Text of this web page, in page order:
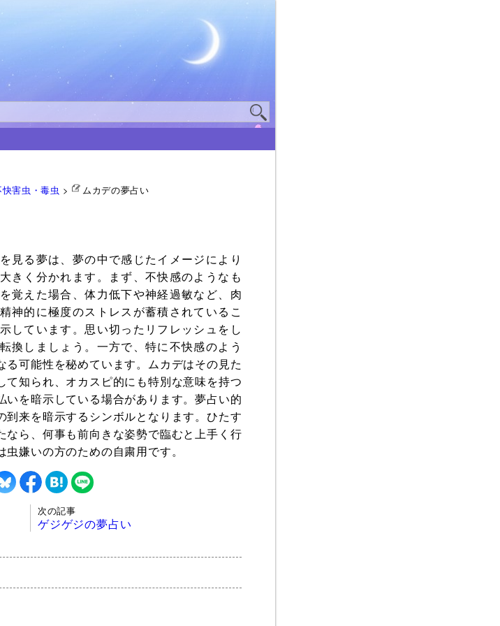
快害虫・毒虫 > ムカデの夢占い
見る夢は、夢の中で感じたイメージにより
きく分かれます。まず、不快感のようなも
覚えた場合、体力低下や神経過敏など、肉
神的に極度のストレスが蓄積されているこ
しています。思い切ったリフレッシュをし
換しましょう。一方で、特に不快感のよう
可能性を秘めています。ムカデはその見た
て知られ、オカスピ的にも特別な意味を持つ
を暗示している場合があります。夢占い的
到来を暗示するシンボルとなります。ひたす
なら、何事も前向きな姿勢で臨むと上手く行
嫌いの方のための自粛用です。
次の記事
ゲジゲジの夢占い